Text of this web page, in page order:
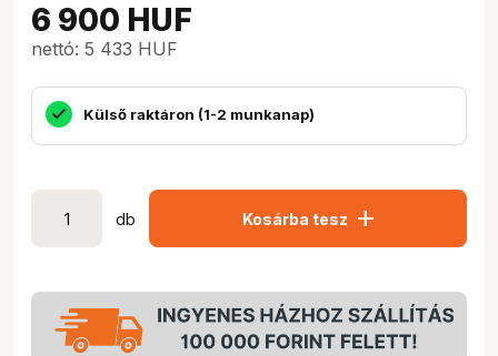
6 900 HUF
nettó: 5 433 HUF
Külső raktáron (1-2 munkanap)
db Kosárba tesz add